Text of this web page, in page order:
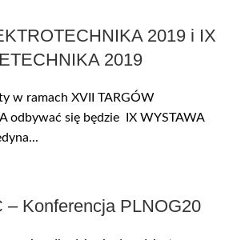
2019 i IX
2019
w ramach XVII TARGÓW
odbywać się będzie IX WYSTAWA
– Konferencja PLNOG20